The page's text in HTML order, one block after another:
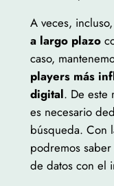
A veces,
a largo plazo
caso,
players más
digital. De este
es necesario
búsqueda. Con
podremos
de datos con el